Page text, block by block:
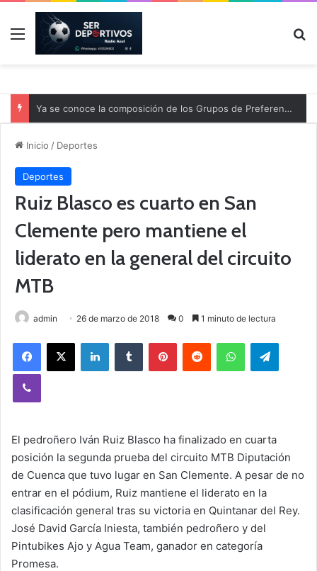
Menú
Ya se conoce la composición de los Grupos de Preferente y el calendario
Inicio / Deportes
Deportes
Ruiz Blasco es cuarto en San
Clemente pero mantiene el
liderato en la general del circuito
MTB
admin 26 de marzo de 2018 0 1 minuto de lectura
El pedroñero Iván Ruiz Blasco ha finalizado en cuarta
posición la segunda prueba del circuito MTB Diputación
de Cuenca que tuvo lugar en San Clemente. A pesar de no
entrar en el pódium, Ruiz mantiene el liderato en la
clasificación general tras su victoria en Quintanar del Rey.
José David García Iniesta, también pedroñero y del
Pintubikes Ajo y Agua Team, ganador en categoría
Promesa.